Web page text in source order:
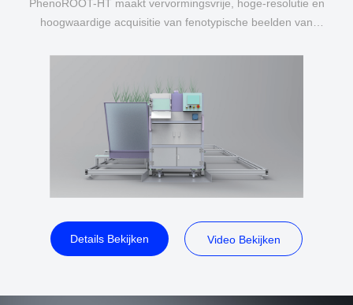
PhenoROOT-HT maakt vervormingsvrije, hoge-resolutie en
hoogwaardige acquisitie van fenotypische beelden van
Details Bekijken Video Bekijken